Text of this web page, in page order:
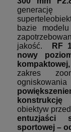
bazie
jakość.
RF
nowy
zakres
obiektyw
entuzjaści
sportowej –